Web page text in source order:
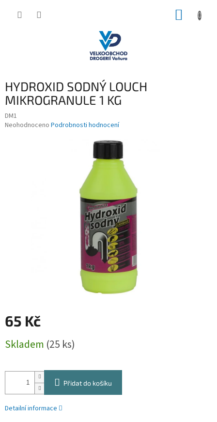
HYDROXID SODNÝ LOUCH
MIKROGRANULE 1 KG
DM1
Průměrné
Neohodnoceno Podrobnosti hodnocení
65 Kč
cena:
Skladem (25 ks)
Přidat do košíku
Detailní informace